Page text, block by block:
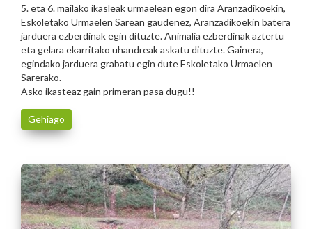
5. eta 6. mailako ikasleak urmaelean egon dira Aranzadikoekin,
Eskoletako Urmaelen Sarean gaudenez, Aranzadikoekin batera
jarduera ezberdinak egin dituzte. Animalia ezberdinak aztertu
eta gelara ekarritako uhandreak askatu dituzte. Gainera,
egindako jarduera grabatu egin dute Eskoletako Urmaelen
Sarerako.
Asko ikasteaz gain primeran pasa dugu!!
Gehiago